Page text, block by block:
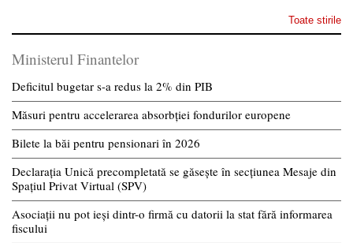
Toate stirile
Ministerul Finantelor
Deficitul bugetar s-a redus la 2% din PIB
Măsuri pentru accelerarea absorbției fondurilor europene
Bilete la băi pentru pensionari în 2026
Declarația Unică precompletată se găsește în secțiunea Mesaje din
Spațiul Privat Virtual (SPV)
Asociații nu pot ieși dintr-o firmă cu datorii la stat fără informarea
fiscului